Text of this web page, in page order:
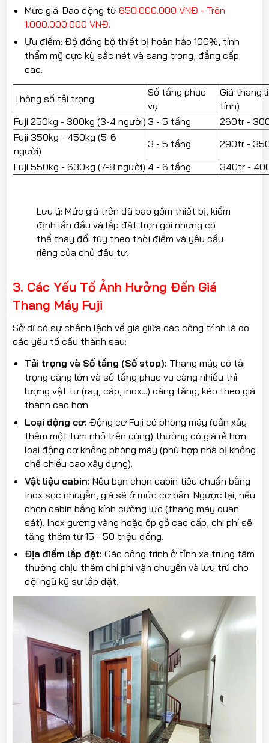
Mức giá: Dao động từ 650.000.000 VNĐ - Trên
1.000.000.000 VNĐ.
Ưu điểm: Độ đồng bộ thiết bị hoàn hảo 100%, tính
thẩm mỹ cực kỳ sắc nét và sang trọng, đẳng cấp
cao.
Thông số tải trọng
Số tầng phục
vụ
Giá thang
tính)
Fuji 250kg - 300kg (3-4 người) 3 - 5 tầng
260tr -
Fuji 350kg - 450kg (5-6
người)
3 - 5 tầng
290tr -
Fuji 550kg - 630kg (7-8 người) 4 - 6 tầng 340tr -
Lưu ý: Mức giá trên đã bao gồm thiết bị, kiểm
định lần đầu và lắp đặt trọn gói nhưng có
thể thay đổi tùy theo thời điểm và yêu cầu
riêng của chủ đầu tư.
3. Các Yếu Tố Ảnh Hưởng Đến Giá
Thang Máy Fuji
Sở dĩ có sự chênh lệch về giá giữa các công trình là do
các yếu tố cấu thành sau:
Tải trọng và Số tầng (Số stop): Thang máy có tải
trọng càng lớn và số tầng phục vụ càng nhiều thì
lượng vật tư (ray, cáp, inox...) càng tăng, kéo theo giá
thành cao hơn.
Loại động cơ: Động cơ Fuji có phòng máy (cần xây
thêm một tum nhỏ trên cùng) thường có giá rẻ hơn
loại động cơ không phòng máy (phù hợp nhà bị khống
chế chiều cao xây dựng).
Vật liệu cabin: Nếu bạn chọn cabin tiêu chuẩn bằng
Inox sọc nhuyễn, giá sẽ ở mức cơ bản. Ngược lại, nếu
chọn cabin bằng kính cường lực (thang máy quan
sát). Inox gương vàng hoặc ốp gỗ cao cấp, chi phí sẽ
tăng thêm từ 15 - 50 triệu đồng.
Địa điểm lắp đặt:Các công trình ở tỉnh xa trung tâm
thường chịu thêm chi phí vận chuyển và lưu trú cho
đội ngũ kỹ sư lắp đặt.